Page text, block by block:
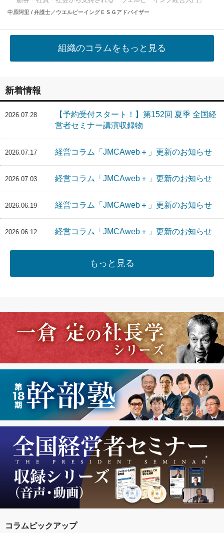
中原阿里 / 弁護士／ウエルビーイングＥＳＧアドバイザー
組織のコラムをもっと見る
新着情報
2026.07.28
【予約受付スタート！】第152回 夏季 全国経
営者セミナー講演収録物
2026.07.17 経営コラム「JMCAweb＋」更新のお知らせ
2026.07.03 経営コラム「JMCAweb＋」更新のお知らせ
2026.06.19 経営コラム「JMCAweb＋」更新のお知らせ
2026.06.12 経営コラム「JMCAweb＋」更新のお知らせ
もっと見る
コラムピックアップ